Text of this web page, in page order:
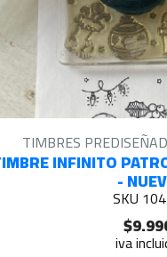
TIMBRES
INFINITO
-
SKU
iva